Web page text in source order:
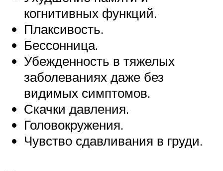
когнитивных функций.
Плаксивость.
Бессонница.
Убежденность в тяжелых
заболеваниях даже без
видимых симптомов.
Скачки давления.
Головокружения.
Чувство сдавливания в груди.